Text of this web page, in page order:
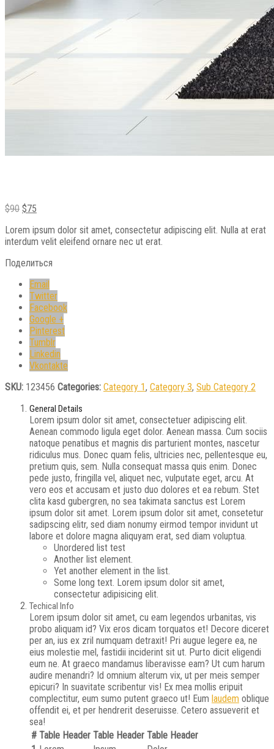
$90 $75
Lorem ipsum dolor sit amet, consectetur adipiscing elit. Nulla at erat
interdum velit eleifend ornare nec ut erat.
Поделиться
Email
Twitter
Facebook
Google +
Pinterest
Tumblr
Linkedin
Vkontakte
SKU: 123456 Categories: Category 1, Category 3, Sub Category 2
General Details
Lorem ipsum dolor sit amet, consectetuer adipiscing elit.
Aenean commodo ligula eget dolor. Aenean massa. Cum sociis
natoque penatibus et magnis dis parturient montes, nascetur
ridiculus mus. Donec quam felis, ultricies nec, pellentesque eu,
pretium quis, sem. Nulla consequat massa quis enim. Donec
pede justo, fringilla vel, aliquet nec, vulputate eget, arcu. At
vero eos et accusam et justo duo dolores et ea rebum. Stet
clita kasd gubergren, no sea takimata sanctus est Lorem
ipsum dolor sit amet. Lorem ipsum dolor sit amet, consetetur
sadipscing elitr, sed diam nonumy eirmod tempor invidunt ut
labore et dolore magna aliquyam erat, sed diam voluptua.
Unordered list test
Another list element.
Yet another element in the list.
Some long text. Lorem ipsum dolor sit amet,
consectetur adipisicing elit.
Techical Info
Lorem ipsum dolor sit amet, cu eam legendos urbanitas, vis
probo aliquam id? Vix eros dicam torquatos et! Decore diceret
per an, ius ex zril numquam detraxit! Pri augue legere ea, ne
eius molestie mel, fastidii inciderint sit ut. Purto dicit eligendi
eum ne. At graeco mandamus liberavisse eam? Ut cum harum
audire menandri? Id omnium alterum vix, ut per meis semper
epicuri? In suavitate scribentur vis! Ex mea mollis eripuit
complectitur, eum sumo putent graeco ut! Eum laudem oblique
offendit ei, et per hendrerit deseruisse. Cetero assueverit et
sea!
# Table Header Table Header Table Header